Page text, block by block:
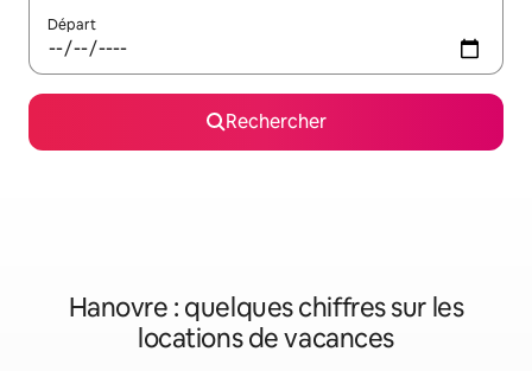
Départ
Rechercher
Hanovre : quelques chiffres sur les
locations de vacances